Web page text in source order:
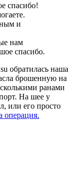
спасибо!
и
нам
спасибо.
обратилась наша
брошенную на
ранами
На шее у
или его просто
операция.